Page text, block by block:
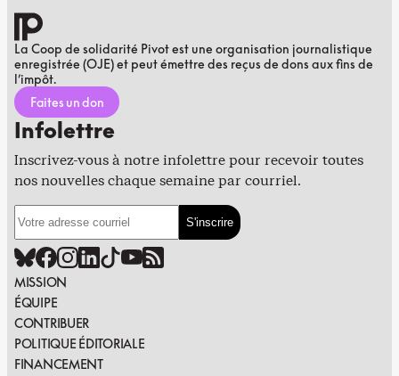
La Coop de solidarité Pivot est une organisation journalistique
enregistrée (OJE) et peut émettre des reçus de dons aux fins de
l’impôt.
Faites un don
Infolettre
Inscrivez-vous à notre infolettre pour recevoir toutes
nos nouvelles chaque semaine par courriel.
MISSION
ÉQUIPE
CONTRIBUER
POLITIQUE ÉDITORIALE
FINANCEMENT